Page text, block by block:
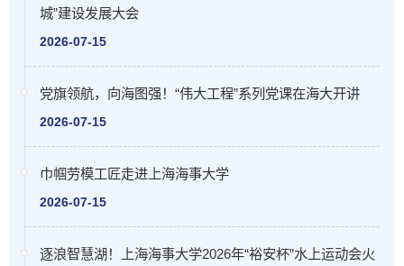
城”建设发展大会
2026-07-15
党旗领航，向海图强！“伟大工程”系列党课在海大开讲
2026-07-15
巾帼劳模工匠走进上海海事大学
2026-07-15
逐浪智慧湖！上海海事大学2026年“裕安杯”水上运动会火